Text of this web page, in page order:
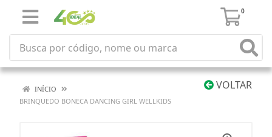
0
VOLTAR
INÍCIO
BRINQUEDO BONECA DANCING GIRL WELLKIDS